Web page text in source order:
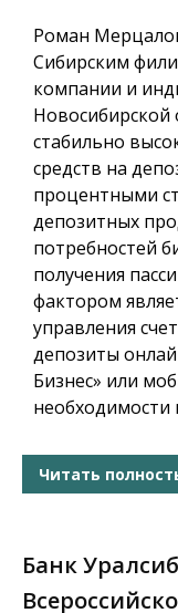
Роман
Сибирским
компании и
Новосибирской
стабильно
средств на
процентными
депозитных
потребностей
получения
фактором
управления
депозиты
Бизнес» или
необходимости
Читать
Банк